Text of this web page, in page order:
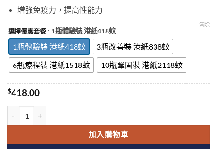
增強免疫力，提高性能力
選擇優惠套餐 : 1瓶體驗裝 港紙418蚊
1瓶體驗裝 港紙418蚊
3瓶改善裝 港紙838蚊
6瓶療程裝 港紙1518蚊
10瓶鞏固裝 港紙2118蚊
清除
$418.00
加入購物車